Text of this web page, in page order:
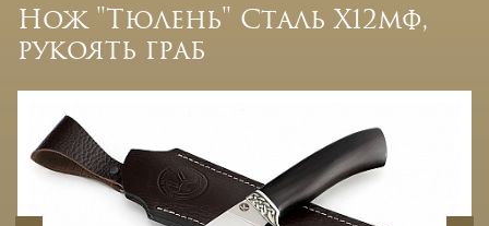
Нож "Тюлень" Сталь Х12мф,
рукоять граб